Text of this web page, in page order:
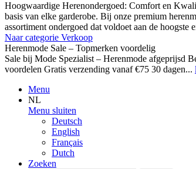
Hoogwaardige Herenondergoed: Comfort en
basis van elke garderobe. Bij onze premium
assortiment ondergoed dat voldoet aan de hoogste
Naar categorie Verkoop
Herenmode Sale – Topmerken voordelig
Sale bij Mode Spezialist – Herenmode afgeprijsd
voordelen Gratis verzending vanaf €75 30 dagen...
Menu
NL
Menu sluiten
Deutsch
English
Français
Dutch
Zoeken